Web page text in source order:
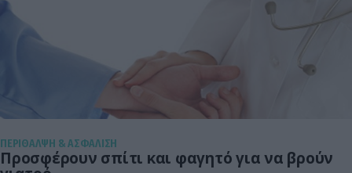
ΠΕΡΙΘΑΛΨΗ & ΑΣΦΑΛΙΣΗ
Προσφέρουν σπίτι και φαγητό για να βρούν